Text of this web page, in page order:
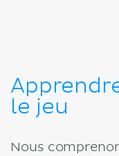
le jeu
Nous